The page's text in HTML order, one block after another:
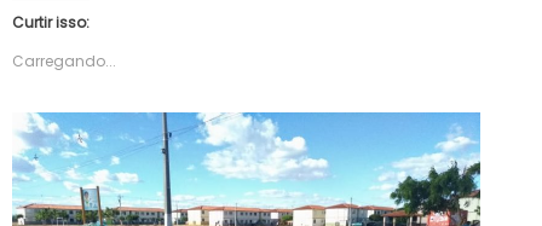
Curtir isso:
Carregando...